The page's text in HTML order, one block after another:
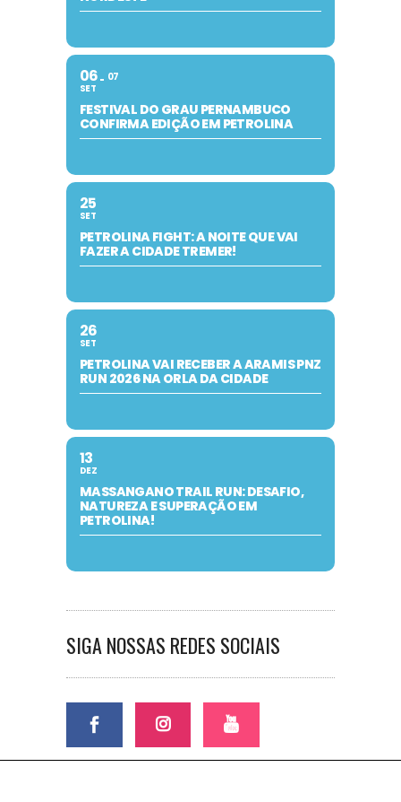
06
SET
07
FESTIVAL DO GRAU PERNAMBUCO
CONFIRMA EDIÇÃO EM PETROLINA
25
SET
PETROLINA FIGHT: A NOITE QUE VAI
FAZER A CIDADE TREMER!
26
SET
PETROLINA VAI RECEBER A ARAMIS PNZ
RUN 2026 NA ORLA DA CIDADE
13
DEZ
MASSANGANO TRAIL RUN: DESAFIO,
NATUREZA E SUPERAÇÃO EM
PETROLINA!
SIGA NOSSAS REDES SOCIAIS